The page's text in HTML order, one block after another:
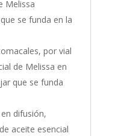
Melissa
se funda en la
por vial
de Melissa en
que se funda
difusión,
aceite esencial